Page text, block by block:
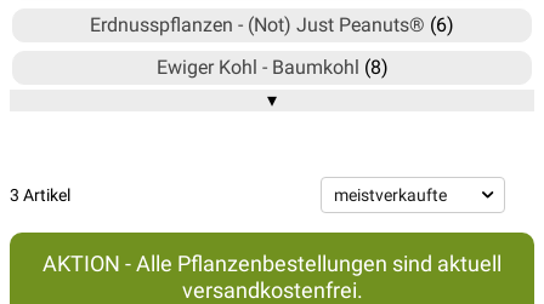
Erdnusspflanzen - (Not) Just Peanuts® (6)
Ewiger Kohl - Baumkohl (8)
Ewiges Gemüse® - EverVeg®
Freilandpaprika & Peperoni(12)
Gemüse für Schatten(42)
Gurken Pflanzen(6)
▾
3 Artikel
AKTION - Alle Pflanzenbestellungen sind aktuell
versandkostenfrei.